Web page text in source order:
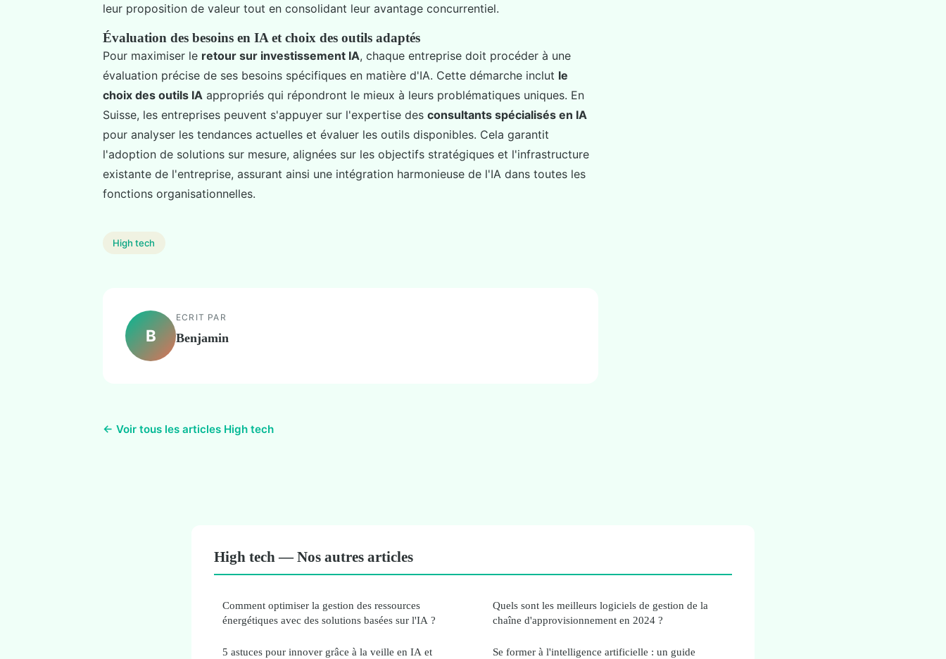
leur proposition de valeur tout en consolidant leur avantage concurrentiel.
Évaluation des besoins en IA et choix des outils adaptés
Pour maximiser le retour sur investissement IA, chaque entreprise doit procéder à une
évaluation précise de ses besoins spécifiques en matière d'IA. Cette démarche inclut le
choix des outils IA appropriés qui répondront le mieux à leurs problématiques uniques. En
Suisse, les entreprises peuvent s'appuyer sur l'expertise des consultants spécialisés en IA
pour analyser les tendances actuelles et évaluer les outils disponibles. Cela garantit
l'adoption de solutions sur mesure, alignées sur les objectifs stratégiques et l'infrastructure
existante de l'entreprise, assurant ainsi une intégration harmonieuse de l'IA dans toutes les
fonctions organisationnelles.
High tech
B
ECRIT PAR
Benjamin
← Voir tous les articles High tech
High tech — Nos autres articles
Comment optimiser la gestion des ressources
énergétiques avec des solutions basées sur l'IA ?
5 astuces pour innover grâce à la veille en IA et
Quels sont les meilleurs logiciels de gestion de la
chaîne d'approvisionnement en 2024 ?
Se former à l'intelligence artificielle : un guide